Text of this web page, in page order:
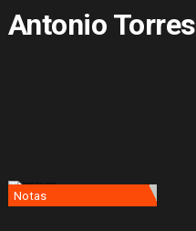
Antonio Torres
Notas